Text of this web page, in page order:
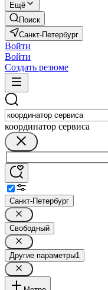
Ещё
Поиск
Санкт-Петербург
Войти
Войти
Создать резюме
координатор сервиса
Санкт-Петербург
Свободный
Другие параметры1